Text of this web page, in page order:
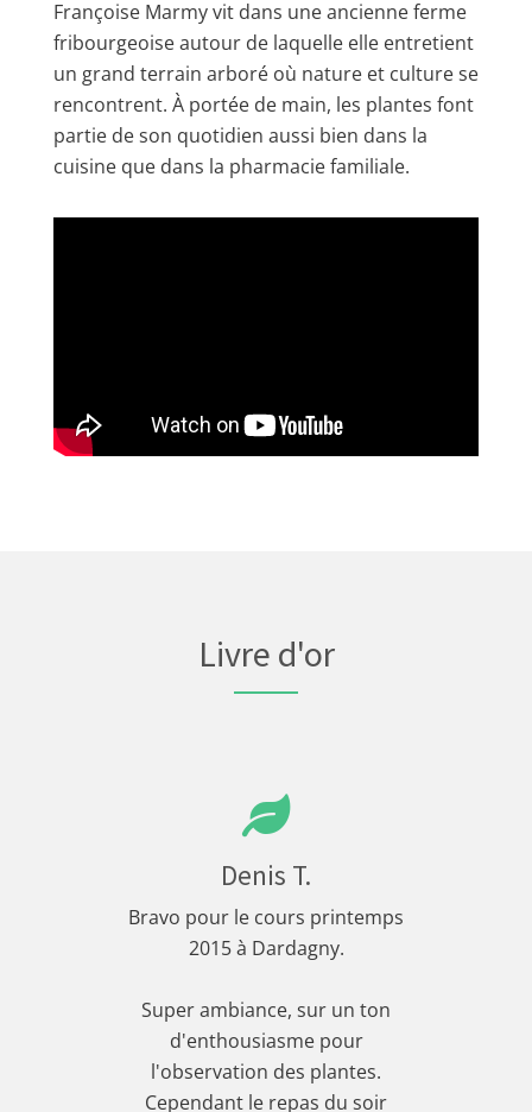
Françoise Marmy vit dans une ancienne ferme
fribourgeoise autour de laquelle elle entretient
un grand terrain arboré où nature et culture se
rencontrent. À portée de main, les plantes font
partie de son quotidien aussi bien dans la
cuisine que dans la pharmacie familiale.
Livre d'or
Denis T.
Bravo pour le cours printemps
2015 à Dardagny.
Super ambiance, sur un ton
d'enthousiasme pour
l'observation des plantes.
Cependant le repas du soir